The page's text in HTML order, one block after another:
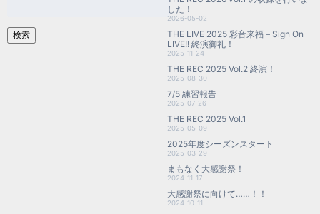
検索
した！
2026-05-02
THE LIVE 2025 彩音来福 – Sign On
LIVE!! 終演御礼！
2025-11-24
THE REC 2025 Vol.2 終演！
2025-08-30
7/5 練習報告
2025-07-26
THE REC 2025 Vol.1
2025-05-09
2025年度シーズンスタート
2025-03-29
まもなく大感謝祭！
2024-11-17
大感謝祭に向けて……！！
2024-10-11